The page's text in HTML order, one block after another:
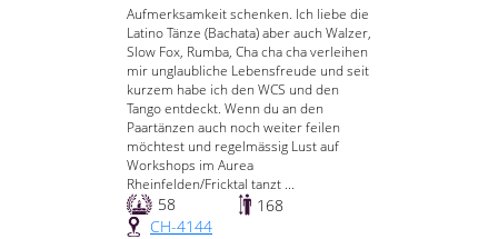
Aufmerksamkeit schenken. Ich liebe die
Latino Tänze (Bachata) aber auch Walzer,
Slow Fox, Rumba, Cha cha cha verleihen
mir unglaubliche Lebensfreude und seit
kurzem habe ich den WCS und den
Tango entdeckt. Wenn du an den
Paartänzen auch noch weiter feilen
möchtest und regelmässig Lust auf
Workshops im Aurea
Rheinfelden/Fricktal tanzt ...
58
168
CH-4144